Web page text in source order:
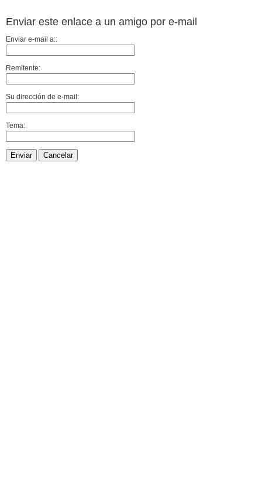
Enviar este enlace a un amigo por e-mail
Enviar e-mail a::
Remitente:
Su dirección de e-mail:
Tema:
Enviar Cancelar